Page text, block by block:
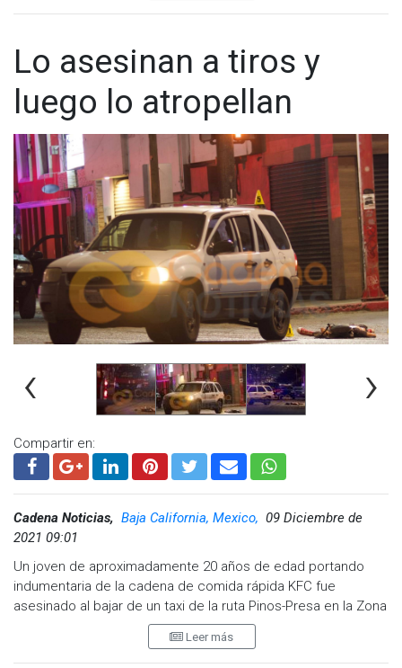
Fue a las 7:25 de la mañana que las corporaciones de
lo que se trasladaron al lugar de los hechos.
Paramédicos de la Cruz Roja también llegaron logrando
estabilizar a la víctima y trasladarla a un hospital en calidad de
grave para que recibiera atención médica.
Los elementos de la Policía Municipal implementaron un
operativo alrededor de los hechos para dar con el presunto
responsable que huyó pie-tierra, pero no lograron tener éxito.
Lo asesinan a tiros y
luego lo atropellan
‹ ›
Compartir en:
Cadena Noticias, Baja California, Mexico, 09 Diciembre de
2021 09:01
Un joven de aproximadamente 20 años de edad portando
indumentaria de la cadena de comida rápida KFC fue
asesinado al bajar de un taxi de la ruta Pinos-Presa en la Zona
Centro, de acuerdo a las primeras versiones su agresor
viajaba en la misma unidad.
Leer más